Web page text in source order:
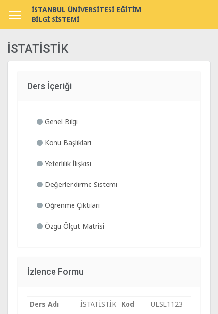
İSTANBUL ÜNİVERSİTESİ EĞİTİM
BİLGİ SİSTEMİ
İSTATİSTİK
Ders İçeriği
Genel Bilgi
Konu Başlıkları
Yeterlilik İlişkisi
Değerlendirme Sistemi
Öğrenme Çıktıları
Özgü Ölçüt Matrisi
İzlence Formu
Ders Adı İSTATİSTİK Kod
ULSL1123